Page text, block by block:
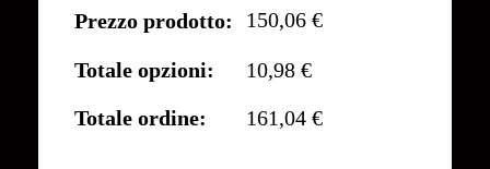
Prezzo prodotto: 150,06 €
Totale opzioni:
10,98 €
Totale ordine:
161,04 €